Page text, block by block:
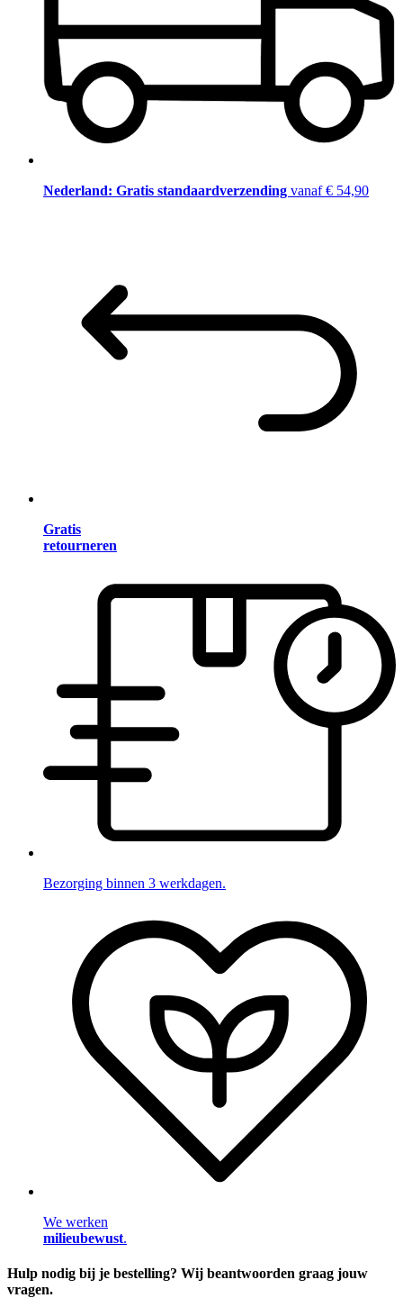
Nederland: Gratis standaardverzending vanaf € 54,90
Gratis
retourneren
Bezorging binnen 3 werkdagen.
We werken
milieubewust.
Hulp nodig bij je bestelling? Wij beantwoorden graag jouw
vragen.